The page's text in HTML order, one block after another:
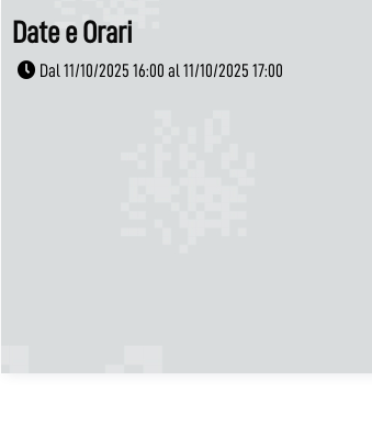
Date e Orari
Dal 11/10/2025 16:00 al 11/10/2025 17:00